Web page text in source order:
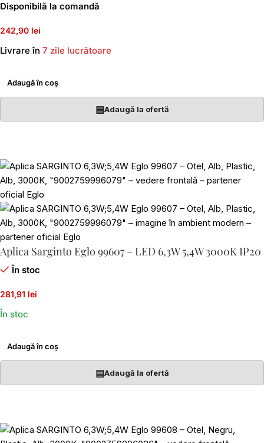
Disponibilă la comandă
242,90 lei
Livrare în 7 zile lucrătoare
Adaugă în coș
▤Adaugă la ofertă
Aplica Sarginto Eglo 99607 – LED 6,3W 5,4W 3000K IP20
În stoc
281,91 lei
În stoc
Adaugă în coș
▤Adaugă la ofertă